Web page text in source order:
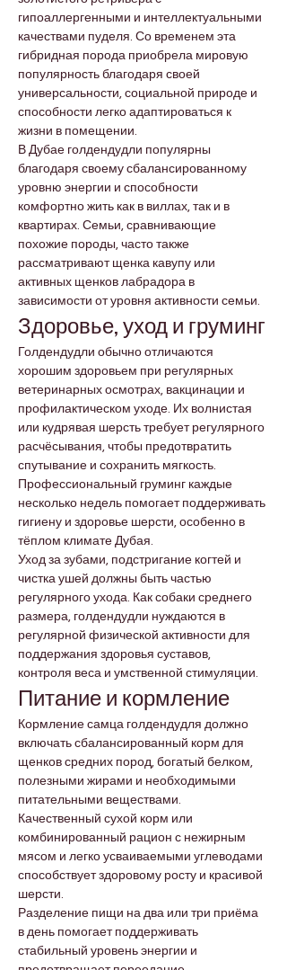
гипоаллергенными и интеллектуальными
качествами пуделя. Со временем эта
гибридная порода приобрела мировую
популярность благодаря своей
универсальности, социальной природе и
способности легко адаптироваться к
жизни в помещении.
В Дубае голдендудли популярны
благодаря своему сбалансированному
уровню энергии и способности
комфортно жить как в виллах, так и в
квартирах. Семьи, сравнивающие
похожие породы, часто также
рассматривают щенка кавупу или
активных щенков лабрадора в
зависимости от уровня активности семьи.
Здоровье, уход и груминг
Голдендудли обычно отличаются
хорошим здоровьем при регулярных
ветеринарных осмотрах, вакцинации и
профилактическом уходе. Их волнистая
или кудрявая шерсть требует регулярного
расчёсывания, чтобы предотвратить
спутывание и сохранить мягкость.
Профессиональный груминг каждые
несколько недель помогает поддерживать
гигиену и здоровье шерсти, особенно в
тёплом климате Дубая.
Уход за зубами, подстригание когтей и
чистка ушей должны быть частью
регулярного ухода. Как собаки среднего
размера, голдендудли нуждаются в
регулярной физической активности для
поддержания здоровья суставов,
контроля веса и умственной стимуляции.
Питание и кормление
Кормление самца голдендудля должно
включать сбалансированный корм для
щенков средних пород, богатый белком,
полезными жирами и необходимыми
питательными веществами.
Качественный сухой корм или
комбинированный рацион с нежирным
мясом и легко усваиваемыми углеводами
способствует здоровому росту и красивой
шерсти.
Разделение пищи на два или три приёма
в день помогает поддерживать
стабильный уровень энергии и